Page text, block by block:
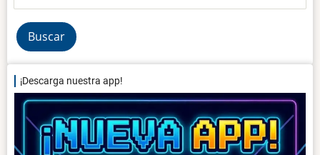
¡Descarga nuestra app!